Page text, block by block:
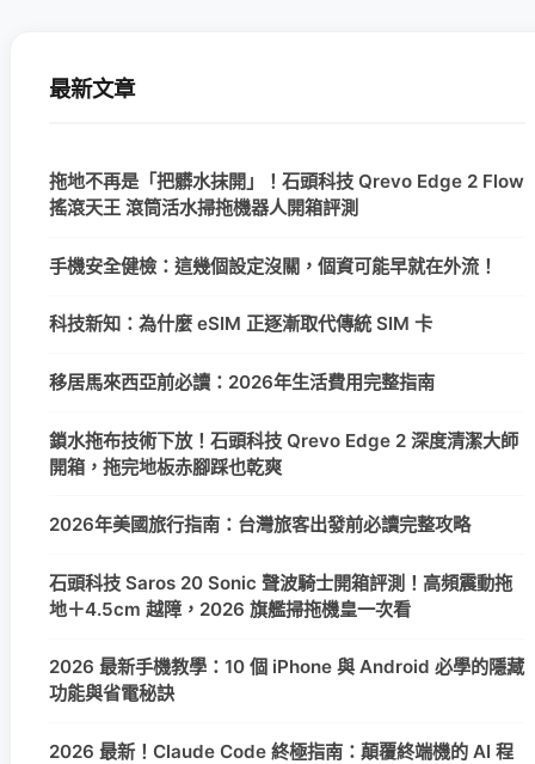
最新文章
拖地不再是「把髒水抹開」！石頭科技 Qrevo Edge 2 Flow
搖滾天王 滾筒活水掃拖機器人開箱評測
手機安全健檢：這幾個設定沒關，個資可能早就在外流！
科技新知：為什麼 eSIM 正逐漸取代傳統 SIM 卡
移居馬來西亞前必讀：2026年生活費用完整指南
鎖水拖布技術下放！石頭科技 Qrevo Edge 2 深度清潔大師
開箱，拖完地板赤腳踩也乾爽
2026年美國旅行指南：台灣旅客出發前必讀完整攻略
石頭科技 Saros 20 Sonic 聲波騎士開箱評測！高頻震動拖
地＋4.5cm 越障，2026 旗艦掃拖機皇一次看
2026 最新手機教學：10 個 iPhone 與 Android 必學的隱藏
功能與省電秘訣
2026 最新！Claude Code 終極指南：顛覆終端機的 AI 程